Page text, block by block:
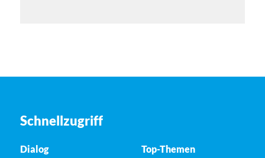
Schnellzugriff
Dialog
Top-Themen